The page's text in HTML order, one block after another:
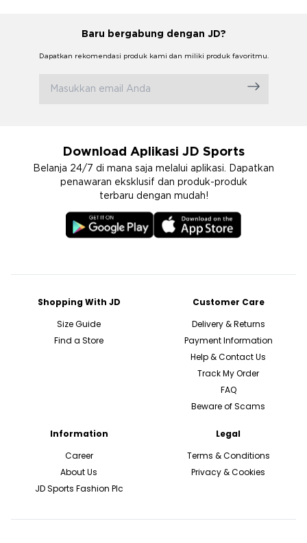
Baru bergabung dengan JD?
Dapatkan rekomendasi produk kami dan miliki produk favoritmu.
Download Aplikasi JD Sports
Belanja 24/7 di mana saja melalui aplikasi. Dapatkan
penawaran eksklusif dan produk-produk
terbaru dengan mudah!
Shopping With JD
Size Guide
Find a Store
Customer Care
Delivery & Returns
Payment Information
Help & Contact Us
Track My Order
FAQ
Beware of Scams
Information
Career
About Us
JD Sports Fashion Plc
Legal
Terms & Conditions
Privacy & Cookies